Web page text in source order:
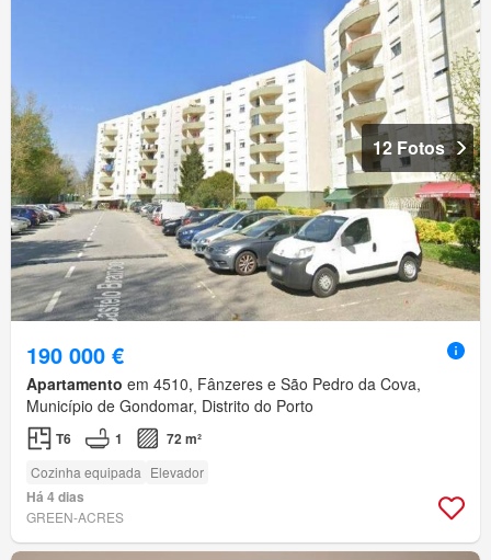
12 Fotos
190 000 €
Apartamento em 4510, Fânzeres e São Pedro da Cova,
Município de Gondomar, Distrito do Porto
T6 1 72 m²
Cozinha equipada Elevador
Há 4 dias
GREEN-ACRES